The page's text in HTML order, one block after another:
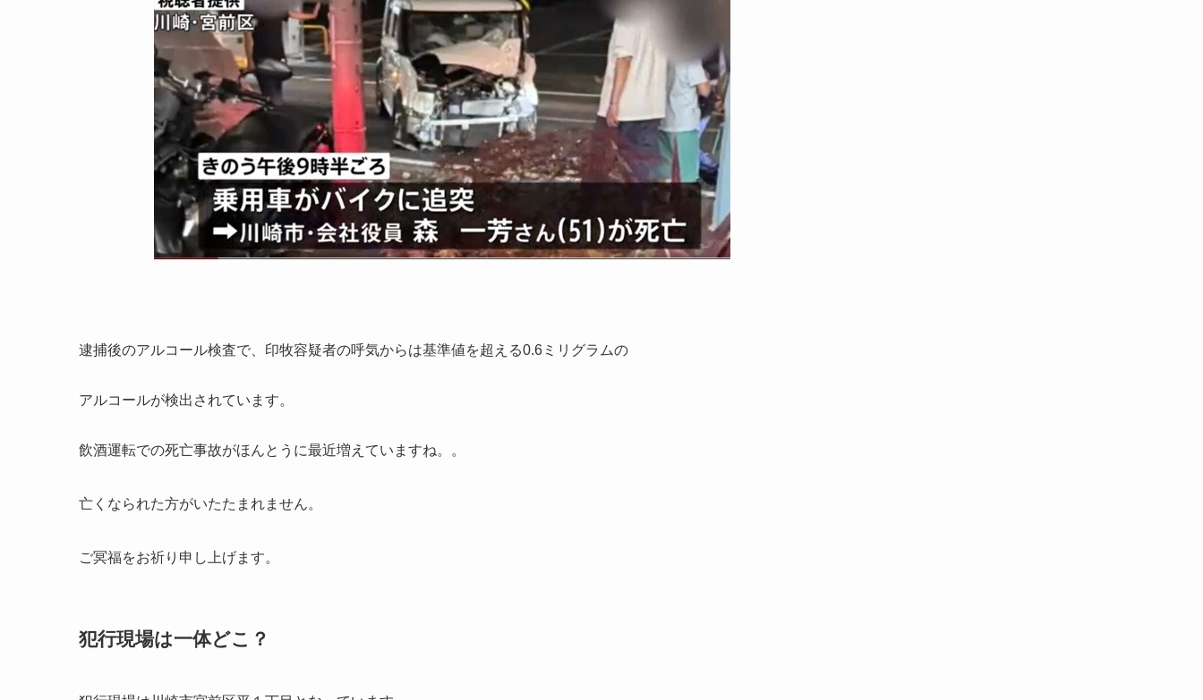
逮捕後のアルコール検査で、 印牧容疑者の呼気からは基準値を超える0.6ミリグラムの
アルコールが検出されています。
飲酒運転での死亡事故がほんとうに最近増えていますね。。
亡くなられた方がいたたまれません。
ご冥福をお祈り申し上げます。
犯行現場は一体どこ？